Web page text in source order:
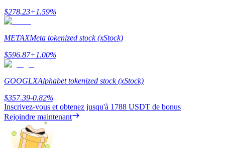
BTC Welcome Rewards
$278.23+1.59%
METAXMeta tokenized stock (xStock)
$596.87+1.00%
GOOGLXAlphabet tokenized stock (xStock)
$357.39-0.82%
Inscrivez-vous et obtenez jusqu'à 1788 USDT de bonus
Rejoindre maintenant